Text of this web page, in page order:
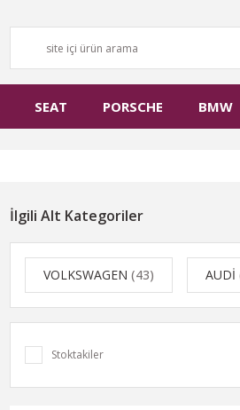
SEAT PORSCHE BMW
İlgili Alt Kategoriler
VOLKSWAGEN (43) AUDİ
Stoktakiler